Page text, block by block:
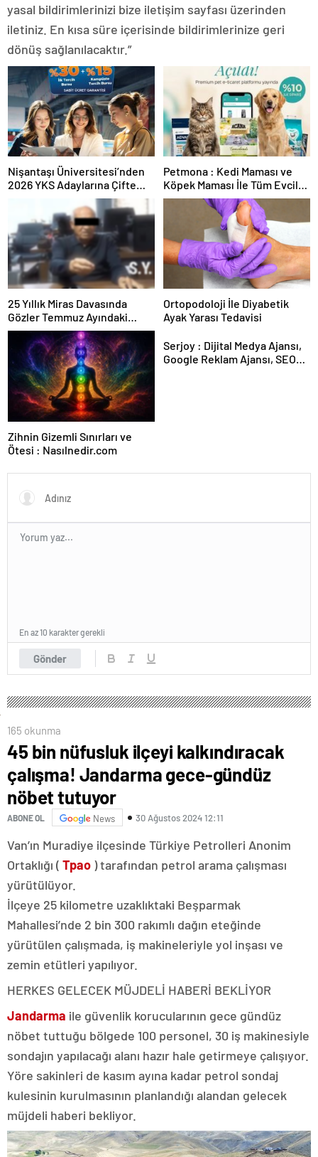
yasal bildirimlerinizi bize iletişim sayfası üzerinden
iletiniz. En kısa süre içerisinde bildirimlerinize geri
dönüş sağlanılacaktır.”
Nişantaşı Üniversitesi’nden
2026 YKS Adaylarına Çifte
Güvence: Sabit Ücret ve
Kesintisiz Burs
Petmona : Kedi Maması ve
Köpek Maması İle Tüm Evcil
Hayvan Ürünleri
25 Yıllık Miras Davasında
Gözler Temmuz Ayındaki
Karar Duruşmasına Çevrildi
Ortopodoloji İle Diyabetik
Ayak Yarası Tedavisi
Zihnin Gizemli Sınırları ve
Ötesi : Nasılnedir.com
Serjoy : Dijital Medya Ajansı,
Google Reklam Ajansı, SEO
Gönder
En az 10 karakter gerekli
165 okunma
45 bin nüfusluk ilçeyi kalkındıracak
çalışma! Jandarma gece-gündüz
nöbet tutuyor
ABONE OL News 30 Ağustos 2024 12:11
Van’ın Muradiye ilçesinde Türkiye Petrolleri Anonim
Ortaklığı ( Tpao ) tarafından petrol arama çalışması
yürütülüyor.
İlçeye 25 kilometre uzaklıktaki Beşparmak
Mahallesi’nde 2 bin 300 rakımlı dağın eteğinde
yürütülen çalışmada, iş makineleriyle yol inşası ve
zemin etütleri yapılıyor.
HERKES GELECEK MÜJDELİ HABERİ BEKLİYOR
Jandarma ile güvenlik korucularının gece gündüz
nöbet tuttuğu bölgede 100 personel, 30 iş makinesiyle
sondajın yapılacağı alanı hazır hale getirmeye çalışıyor.
Yöre sakinleri de kasım ayına kadar petrol sondaj
kulesinin kurulmasının planlandığı alandan gelecek
müjdeli haberi bekliyor.